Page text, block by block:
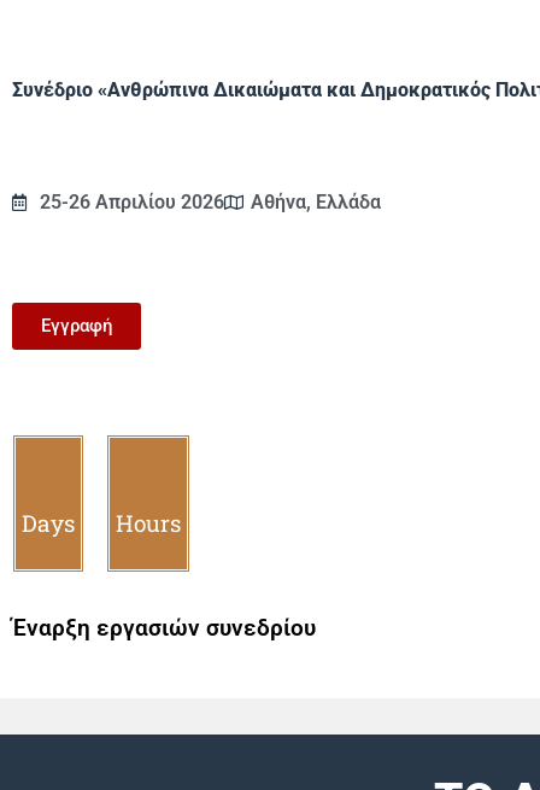
Συνέδριο «Ανθρώπινα Δικαιώματα και Δημοκρατικός
25-26 Απριλίου 2026 Αθήνα, Ελλάδα
Εγγραφή
Days Hours
Έναρξη εργασιών συνεδρίου